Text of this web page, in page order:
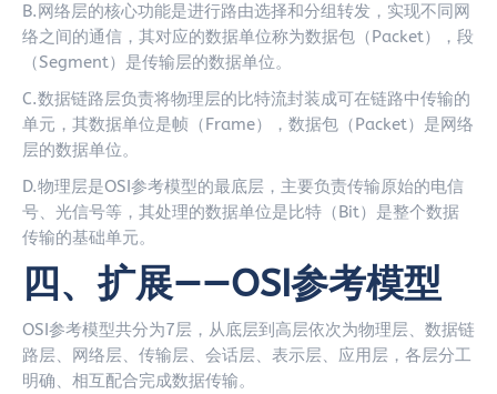
B.网络层的核心功能是进行路由选择和分组转发，实现不同网
络之间的通信，其对应的数据单位称为数据包（Packet），段
（Segment）是传输层的数据单位。
C.数据链路层负责将物理层的比特流封装成可在链路中传输的
单元，其数据单位是帧（Frame），数据包（Packet）是网络
层的数据单位。
D.物理层是OSI参考模型的最底层，主要负责传输原始的电信
号、光信号等，其处理的数据单位是比特（Bit）是整个数据
传输的基础单元。
四、扩展——OSI参考模型
OSI参考模型共分为7层，从底层到高层依次为物理层、数据链
路层、网络层、传输层、会话层、表示层、应用层，各层分工
明确、相互配合完成数据传输。